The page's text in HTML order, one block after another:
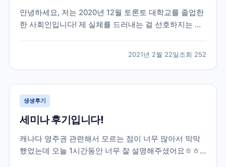
안녕하세요, 저는 2020년 12월 토론토 대학교를 졸업한
한 사회인입니다! 제 실체를 드러내는 걸 선호하지는 않
권태원 실장님의 도움을 받아 토론토 대학교에 진학을
하게 되었습니다. 대학 진학 문제로 고민이 많았...
2021년 2월 22일조회 252
생생후기
세미나 후기입니다!
캐나다 영주권 관련해서 모르는 점이 너무 많아서 막막
했었는데 오늘 1시간동안 너무 잘 설명해주셨어요ㅎㅎ